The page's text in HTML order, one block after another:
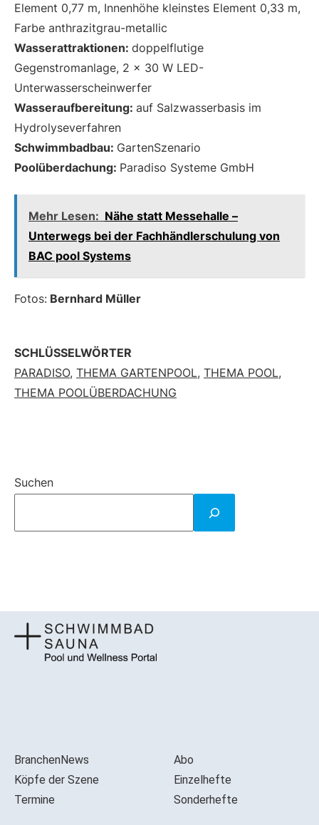
Element 0,77 m, Innenhöhe kleinstes Element 0,33 m,
Farbe anthrazitgrau-metallic
Wasserattraktionen: doppelflutige
Gegenstromanlage, 2 x 30 W LED-
Unterwasserscheinwerfer
Wasseraufbereitung: auf Salzwasserbasis im
Hydrolyseverfahren
Schwimmbadbau: GartenSzenario
Poolüberdachung: Paradiso Systeme GmbH
Mehr Lesen: Nähe statt Messehalle –
Unterwegs bei der Fachhändlerschulung von
BAC pool Systems
Fotos: Bernhard Müller
SCHLÜSSELWÖRTER
PARADISO, THEMA GARTENPOOL, THEMA POOL,
THEMA POOLÜBERDACHUNG
Suchen
BranchenNews
Köpfe der Szene
Termine
Abo
Einzelhefte
Sonderhefte